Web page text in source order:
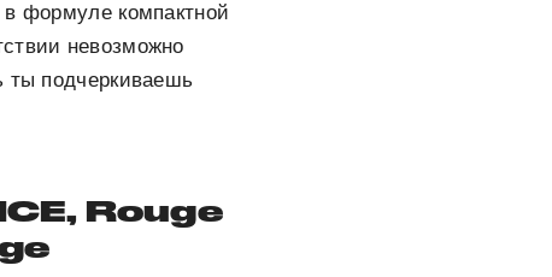
формуле компактной
невозможно
ты подчеркиваешь
Rouge